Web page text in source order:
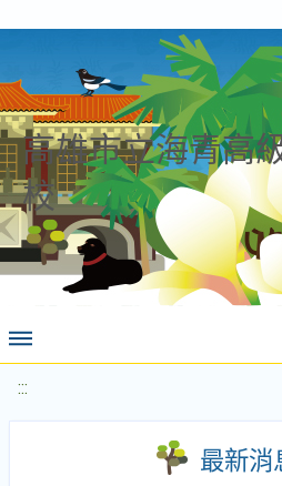
高雄市立海青高
校
:::
最新消